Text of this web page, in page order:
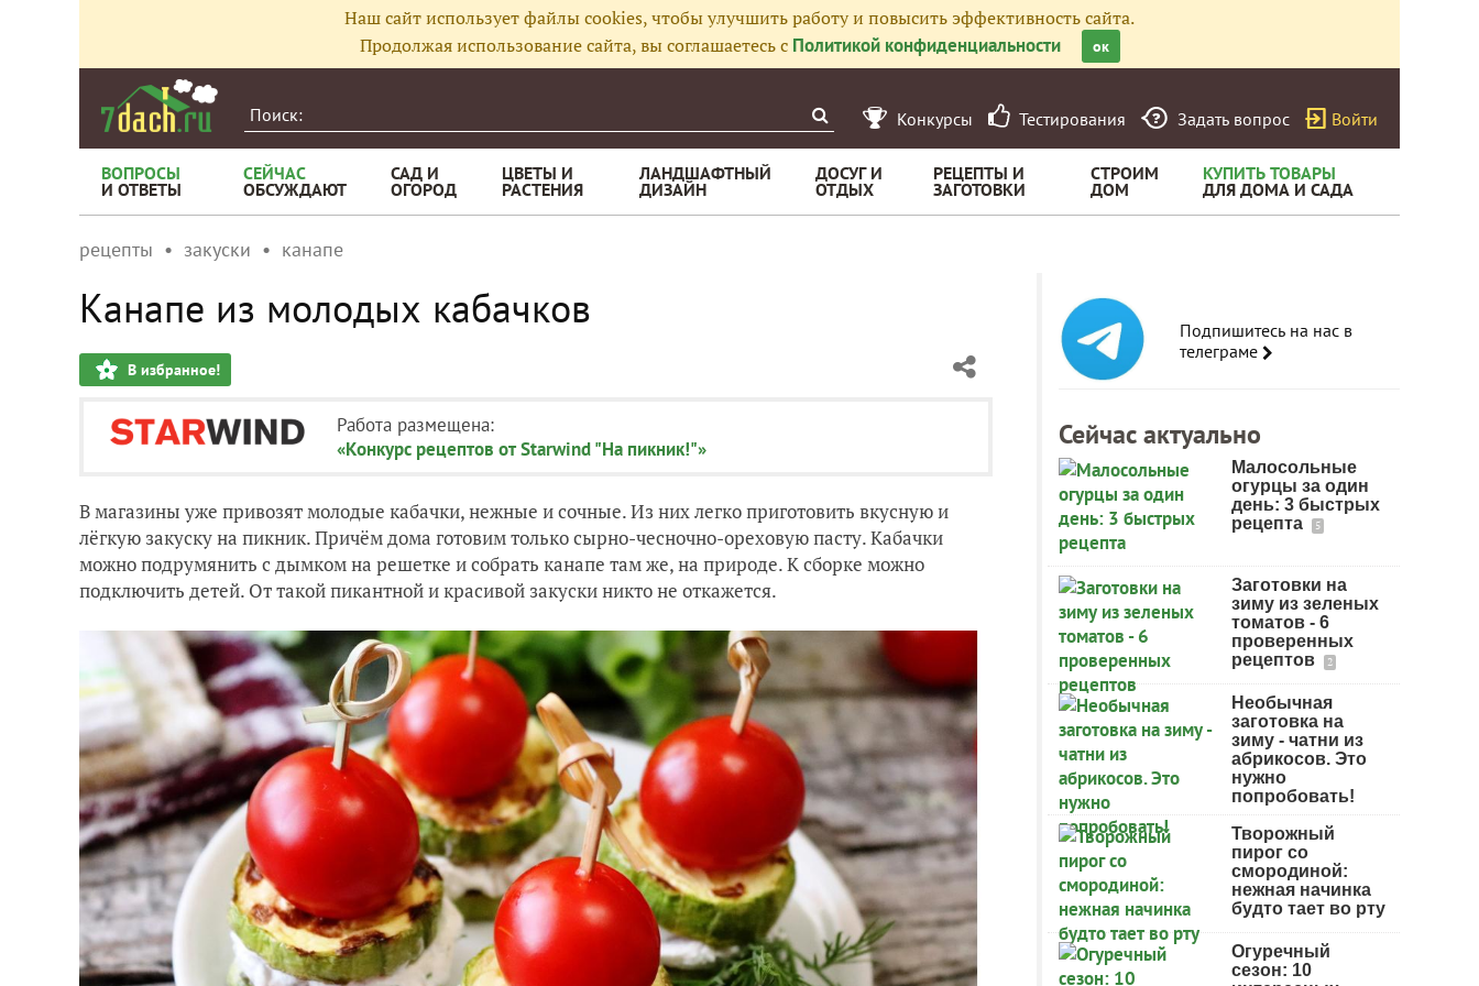
Наш сайт использует файлы cookies, чтобы улучшить работу и повысить эффективность сайта.
Продолжая использование сайта, вы соглашаетесь с Политикой конфиденциальности ок
Конкурсы Тестирования Задать вопрос Войти
ВОПРОСЫ
И ОТВЕТЫ
СЕЙЧАС
ОБСУЖДАЮТ
САД И
ОГОРОД
ЦВЕТЫ И
РАСТЕНИЯ
ЛАНДШАФТНЫЙ
ДИЗАЙН
ДОСУГ И
ОТДЫХ
РЕЦЕПТЫ И
ЗАГОТОВКИ
СТРОИМ
ДОМ
КУПИТЬ ТОВАРЫ
ДЛЯ ДОМА И САДА
рецепты закуски канапе
Канапе из молодых кабачков
В избранное!
Работа размещена:
«Конкурс рецептов от Starwind "На пикник!"»
В магазины уже привозят молодые кабачки, нежные и сочные. Из них легко приготовить вкусную и
лёгкую закуску на пикник. Причём дома готовим только сырно-чесночно-ореховую пасту. Кабачки
можно подрумянить с дымком на решетке и собрать канапе там же, на природе. К сборке можно
подключить детей. От такой пикантной и красивой закуски никто не откажется.
Подпишитесь на нас в
телеграме
Сейчас актуально
Малосольные
огурцы за один
день: 3 быстрых
рецепта
5
Заготовки на
зиму из зеленых
томатов - 6
проверенных
рецептов
2
Необычная
заготовка на
зиму - чатни из
абрикосов. Это
нужно
попробовать!
Творожный
пирог со
смородиной:
нежная начинка
будто тает во рту
Огуречный
сезон: 10